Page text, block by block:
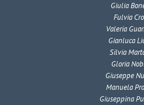
Giulia
Fulvia
Valeria
Gianluca
Silvia
Gloria
Giuseppe
Manuela
Giuseppina